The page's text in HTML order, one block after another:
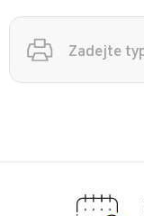
Vyhledávání